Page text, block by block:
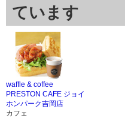
ています
waffle & coffee
PRESTON CAFE ジョイ
ホンパーク吉岡店
カフェ